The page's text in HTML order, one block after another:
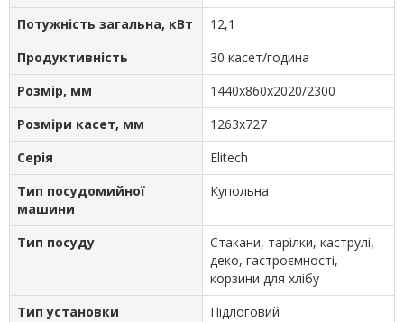
Потужність загальна, кВт
12,1
Продуктивність
30 касет/година
Розмір, мм
1440x860x2020/2300
Розміри касет, мм
1263x727
Серія
Elitech
Тип посудомийної
машини
Купольна
Тип посуду
Стакани, тарілки, каструлі,
деко, гастроємності,
корзини для хлібу
Тип установки
Підлоговий